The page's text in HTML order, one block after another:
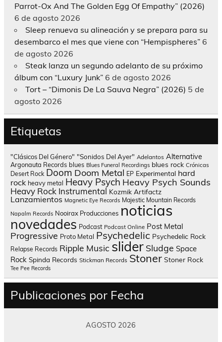
Parrot-Ox And The Golden Egg Of Empathy” (2026)
6 de agosto 2026
Sleep renueva su alineación y se prepara para su
desembarco el mes que viene con “Hempispheres” 6
de agosto 2026
Steak lanza un segundo adelanto de su próximo
álbum con “Luxury Junk” 6 de agosto 2026
Tort – “Dimonis De La Sauva Negra” (2026) 5 de
agosto 2026
Etiquetas
"Clásicos Del Género" "Sonidos Del Ayer" Adelantos Alternative
Argonauta Records blues Blues Funeral Recordings blues rock Crónicas
Desert Rock Doom Doom Metal EP Experimental hard
rock heavy metal Heavy Psych Heavy Psych Sounds
Heavy Rock Instrumental Kozmik Artifactz
Lanzamientos Magnetic Eye Records Majestic Mountain Records
Napalm Records Nooirax Producciones noticias
novedades Podcast Podcast Online Post Metal
Progressive Proto Metal Psychedelic Psychedelic Rock
Relapse Records Ripple Music slider Sludge Space
Rock Spinda Records Stickman Records Stoner Stoner Rock
Tee Pee Records
Publicaciones por Fecha
AGOSTO 2026